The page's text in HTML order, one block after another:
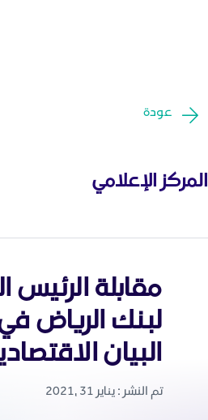
عودة
المركز الإعلامي
مقابلة الرئيس
لبنك الرياض
البيان
تم النشر : يناير 31 ,2021